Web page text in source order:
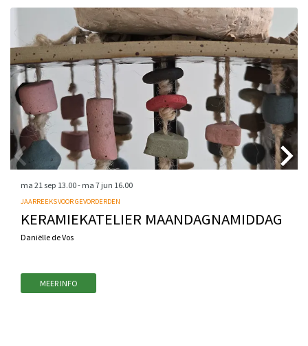
KERAMIEKATELIER MAANDAGNAMIDDAG
Daniëlle de Vos
JAARREEKS VOOR GEVORDERDEN
ma 21 sep 13.00- ma 7 jun 16.00
MEER INFO